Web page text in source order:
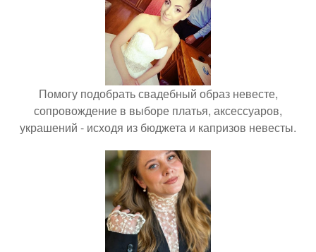
Помогу подобрать свадебный образ невесте,
сопровождение в выборе платья, аксессуаров,
украшений - исходя из бюджета и капризов невесты.